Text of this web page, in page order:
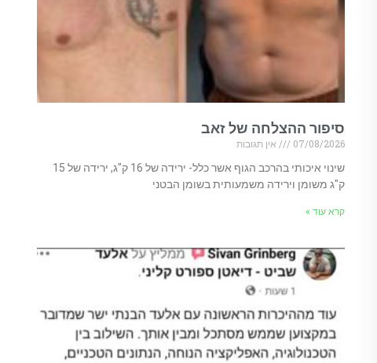
סיפור ההצלחה של זאב
07/08/2026
אין תגובות
שינוי איכותי בהרכב הגוף אשר כלל- ירידה של 16 ק"ג, ירידה של 15
ק"ג משומן וירידה משמעותית בשומן הבטני
קרא עוד »